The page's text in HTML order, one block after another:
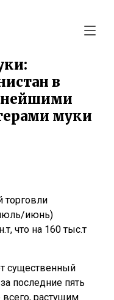
в
муки
торговли
июнь)
что на 160 тыс.т
существенный
последние пять
растущим